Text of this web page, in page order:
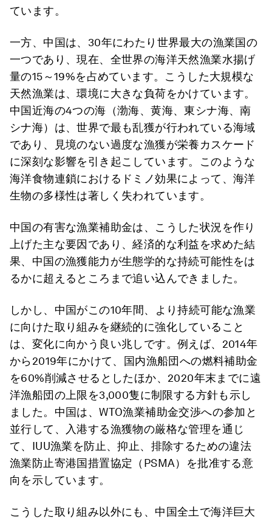
ています。
一方、中国は、30年にわたり世界最大の漁業国の
一つであり、現在、全世界の海洋天然漁業水揚げ
量の15～19%を占めています。こうした大規模な
天然漁業は、環境に大きな負荷をかけています。
中国近海の4つの海（渤海、黄海、東シナ海、南
シナ海）は、世界で最も乱獲が行われている海域
であり、見境のない過度な漁獲が栄養カスケード
に深刻な影響を引き起こしています。このような
海洋食物連鎖におけるドミノ効果によって、海洋
生物の多様性は著しく失われています。
中国の有害な漁業補助金は、こうした状況を作り
上げた主な要因であり、経済的な利益を求めた結
果、中国の漁獲能力が生態学的な持続可能性をは
るかに超えるところまで追い込んできました。
しかし、中国がこの10年間、より持続可能な漁業
に向けた取り組みを継続的に強化していること
は、変化に向かう良い兆しです。例えば、2014年
から2019年にかけて、国内漁船団への燃料補助金
を60%削減させるとしたほか、2020年末までに遠
洋漁船団の上限を3,000隻に制限する方針も示し
ました。中国は、WTO漁業補助金交渉への参加と
並行して、入港する漁獲物の厳格な管理を通じ
て、IUU漁業を防止、抑止、排除するための違法
漁業防止寄港国措置協定（PSMA）を批准する意
向を示しています。
こうした取り組み以外にも、中国全土で海洋巨大